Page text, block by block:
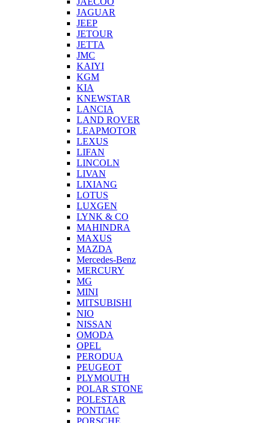
JAGUAR
JEEP
JETOUR
JETTA
JMC
KAIYI
KGM
KIA
KNEWSTAR
LANCIA
LAND ROVER
LEAPMOTOR
LEXUS
LIFAN
LINCOLN
LIVAN
LIXIANG
LOTUS
LUXGEN
LYNK & CO
MAHINDRA
MAXUS
MAZDA
Mercedes-Benz
MERCURY
MG
MINI
MITSUBISHI
NIO
NISSAN
OMODA
OPEL
PERODUA
PEUGEOT
PLYMOUTH
POLAR STONE
POLESTAR
PONTIAC
PORSCHE